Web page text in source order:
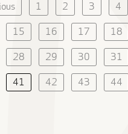
1 2 3 4
15 16 17 18
28 29 30 31
41 42 43 44